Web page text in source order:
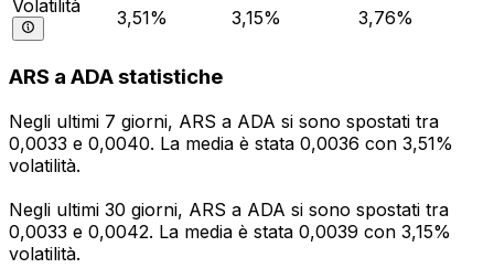
Volatilità
3,51% 3,15% 3,76%
ARS a ADA statistiche
Negli ultimi 7 giorni, ARS a ADA si sono spostati tra
0,0033 e 0,0040. La media è stata 0,0036 con 3,51%
volatilità.
Negli ultimi 30 giorni, ARS a ADA si sono spostati tra
0,0033 e 0,0042. La media è stata 0,0039 con 3,15%
volatilità.